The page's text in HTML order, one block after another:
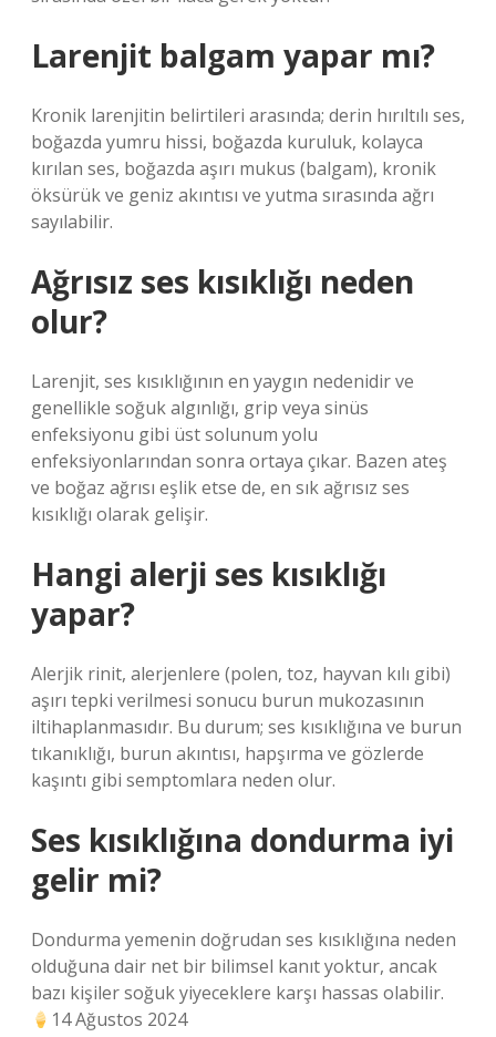
Larenjit balgam yapar mı?
Kronik larenjitin belirtileri arasında; derin hırıltılı ses,
boğazda yumru hissi, boğazda kuruluk, kolayca
kırılan ses, boğazda aşırı mukus (balgam), kronik
öksürük ve geniz akıntısı ve yutma sırasında ağrı
sayılabilir.
Ağrısız ses kısıklığı neden
olur?
Larenjit, ses kısıklığının en yaygın nedenidir ve
genellikle soğuk algınlığı, grip veya sinüs
enfeksiyonu gibi üst solunum yolu
enfeksiyonlarından sonra ortaya çıkar. Bazen ateş
ve boğaz ağrısı eşlik etse de, en sık ağrısız ses
kısıklığı olarak gelişir.
Hangi alerji ses kısıklığı
yapar?
Alerjik rinit, alerjenlere (polen, toz, hayvan kılı gibi)
aşırı tepki verilmesi sonucu burun mukozasının
iltihaplanmasıdır. Bu durum; ses kısıklığına ve burun
tıkanıklığı, burun akıntısı, hapşırma ve gözlerde
kaşıntı gibi semptomlara neden olur.
Ses kısıklığına dondurma iyi
gelir mi?
Dondurma yemenin doğrudan ses kısıklığına neden
olduğuna dair net bir bilimsel kanıt yoktur, ancak
bazı kişiler soğuk yiyeceklere karşı hassas olabilir.
14 Ağustos 2024